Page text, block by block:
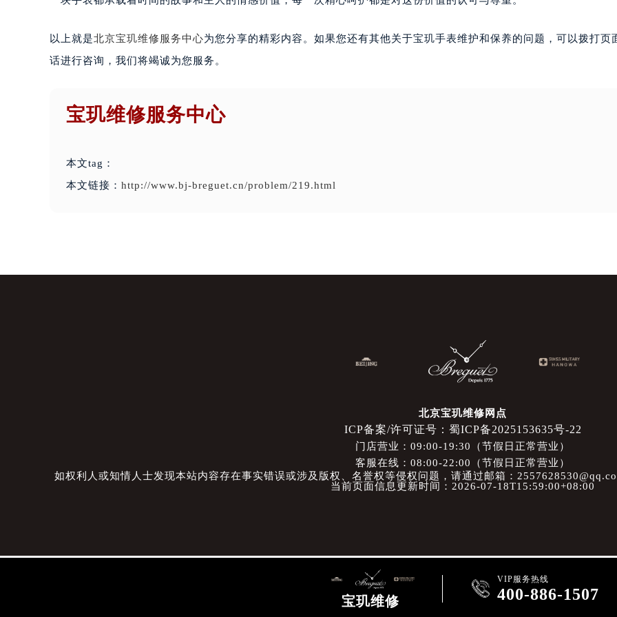
以上就是北京宝玑维修服务中心为您分享的精彩内容。如果您还有其他关于宝玑手表维护和保养的问题，可以拨打页
话进行咨询，我们将竭诚为您服务。
宝玑维修服务中心
本文tag：
本文链接： http://www.bj-breguet.cn/problem/219.html
北京宝玑维修网点
ICP备案/许可证号：蜀ICP备2025153635号-22
门店营业：09:00-19:30（节假日正常营业）
客服在线：08:00-22:00（节假日正常营业）
如权利人或知情人士发现本站内容存在事实错误或涉及版权、名誉权等侵权问题，请通过邮箱：
当前页面信息更新时间：2026-07-18T15:59:00+08:00
宝玑维修
 VIP服务热线
400-886-1507